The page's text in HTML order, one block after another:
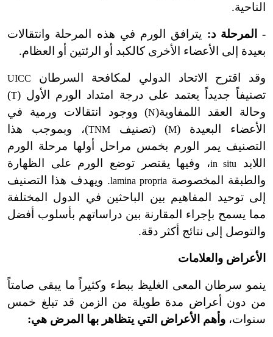
الناحية.
- المرحلة د: يترافق الورم في هذه المرحلة وانتقالات
بعيدة إلى الأعضاء الأخرى كالكبد أو الرئتين أو العظام.
وقد اقترح الاتحاد الدولي لمكافحة السرطان UICC
تصنيفاً جديداً يعتمد على درجة امتداد الورم الأول (T
)
وحالة العقد اللمفاوية(
N) ووجود انتقالات ورمية في
الأعضاء البعيدة (M) (تصنيف TNM)، وبموجب هذا
التصنيف يمر الورم بخمس مراحل أولها مرحلة الورم
اللابد
in situ، وفيها يقتصر توضع الورم على الظهارة
والطبقة المخصوصة lamina propria. ويهدف هذا التصنيف
إلى توحيد المفاهيم بين الباحثين في الدول المختلفة
مما يسمح بإجراء المقارنة بين دراساتهم بأسلوب أفضل
والتوصل إلى نتائج أكثر دقة.
الأعراض والعلامات
ينمو سرطان المعى الغليظ ببطء وكثيراً ما يبقى صامتاً
من دون أعراض مدة طويلة من الزمن قد تبلغ خمس
سنوات، وأهم الأعراض التي يتظاهر بها المرض هي: